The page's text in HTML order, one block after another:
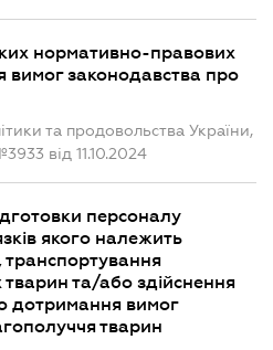
нормативно-правових
вимог законодавства про
та продовольства України,
від 11.10.2024
персоналу
якого належить
транспортування
тварин та/або здійснення
дотримання вимог
тварин